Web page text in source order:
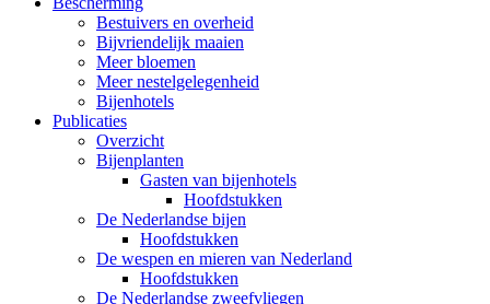
Bestuivers en overheid
Bijvriendelijk maaien
Meer bloemen
Meer nestelgelegenheid
Bijenhotels
Publicaties
Overzicht
Bijenplanten
Gasten van bijenhotels
Hoofdstukken
De Nederlandse bijen
Hoofdstukken
De wespen en mieren van Nederland
Hoofdstukken
De Nederlandse zweefvliegen